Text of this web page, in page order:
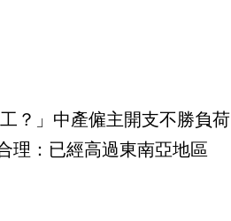
？」中產僱主開支不勝負荷
理：已經高過東南亞地區